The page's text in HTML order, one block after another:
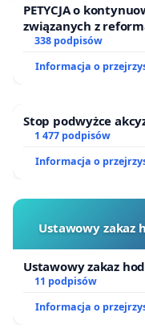
PETYCJA o
związanych z
338 podpisów
Informacja o
Stop podwyżce
1 477 podpisów
Informacja o
Ustawowy zakaz
Ustawowy zakaz
11 podpisów
Informacja o